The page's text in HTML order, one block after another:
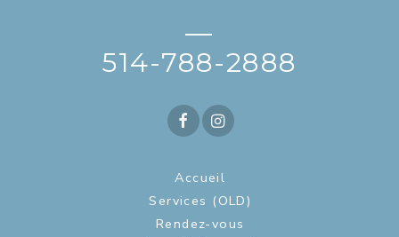
—
514-788-2888
Accueil
Services (OLD)
Rendez-vous